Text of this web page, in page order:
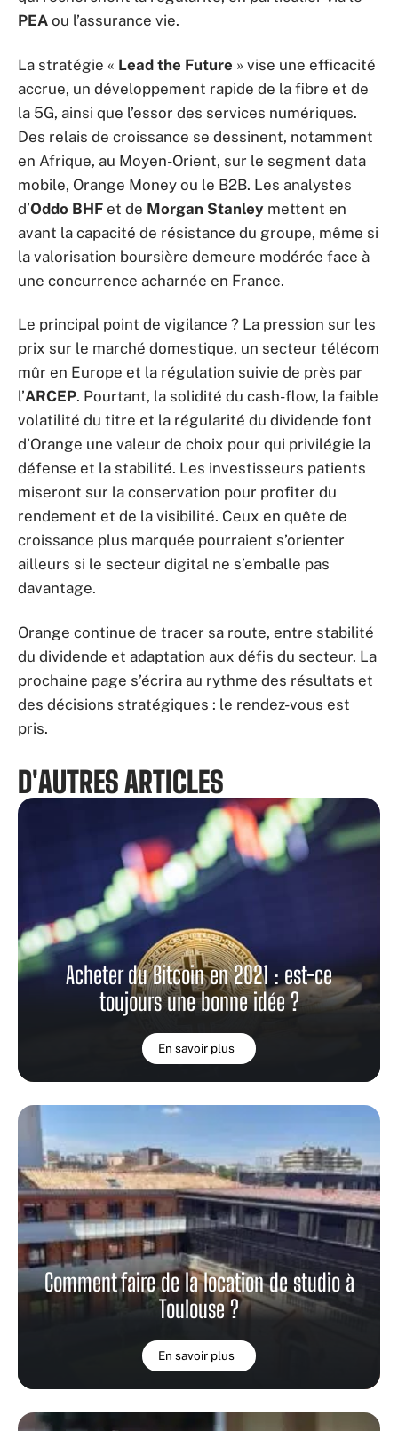
PEA ou l’assurance vie.
La stratégie « Lead the Future » vise une efficacité
accrue, un développement rapide de la fibre et de
la 5G, ainsi que l’essor des services numériques.
Des relais de croissance se dessinent, notamment
en Afrique, au Moyen-Orient, sur le segment data
mobile, Orange Money ou le B2B. Les analystes
d’Oddo BHF et de Morgan Stanley mettent en
avant la capacité de résistance du groupe, même si
la valorisation boursière demeure modérée face à
une concurrence acharnée en France.
Le principal point de vigilance ? La pression sur les
prix sur le marché domestique, un secteur télécom
mûr en Europe et la régulation suivie de près par
l’ARCEP. Pourtant, la solidité du cash-flow, la faible
volatilité du titre et la régularité du dividende font
d’Orange une valeur de choix pour qui privilégie la
défense et la stabilité. Les investisseurs patients
miseront sur la conservation pour profiter du
rendement et de la visibilité. Ceux en quête de
croissance plus marquée pourraient s’orienter
ailleurs si le secteur digital ne s’emballe pas
davantage.
Orange continue de tracer sa route, entre stabilité
du dividende et adaptation aux défis du secteur. La
prochaine page s’écrira au rythme des résultats et
des décisions stratégiques : le rendez-vous est
pris.
D'AUTRES ARTICLES
Acheter du Bitcoin en 2021 : est-ce
toujours une bonne idée ?
En savoir plus
Comment faire de la location de studio à
Toulouse ?
En savoir plus